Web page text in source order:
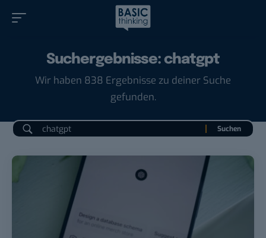
Suchergebnisse: chatgpt
Wir haben 838 Ergebnisse zu deiner Suche
gefunden.